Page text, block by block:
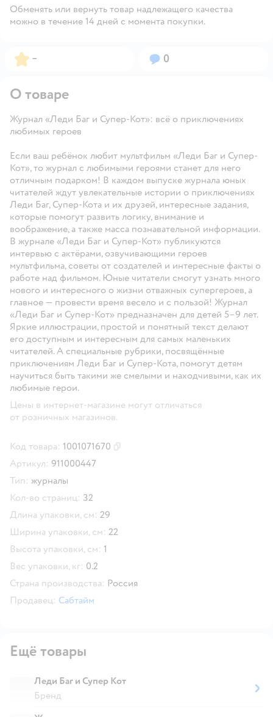
Обменять или вернуть товар надлежащего качества
можно в течение 14 дней с момента покупки.
Рейтинг:
– Вопросов:
0
О товаре
Журнал «Леди Баг и Супер-Кот»: всё о приключениях
любимых героев
Если ваш ребёнок любит мультфильм «Леди Баг и Супер-
Кот», то журнал с любимыми героями станет для него
отличным подарком! В каждом выпуске журнала юных
читателей ждут увлекательные истории о приключениях
Леди Баг, Супер-Кота и их друзей, интересные задания,
которые помогут развить логику, внимание и
воображение, а также масса познавательной информации.
В журнале «Леди Баг и Супер-Кот» публикуются
интервью с актёрами, озвучивающими героев
мультфильма, советы от создателей и интересные факты о
работе над фильмом. Юные читатели смогут узнать много
нового и интересного о жизни отважных супергероев, а
главное — провести время весело и с пользой! Журнал
«Леди Баг и Супер-Кот» предназначен для детей 5–9 лет.
Яркие иллюстрации, простой и понятный текст делают
его доступным и интересным для самых маленьких
читателей. А специальные рубрики, посвящённые
приключениям Леди Баг и Супер-Кота, помогут детям
научиться быть такими же смелыми и находчивыми, как их
любимые герои.
Цены в интернет-магазине могут отличаться
от розничных магазинов.
Код товара: 1001071670
Артикул: 911000447
Тип: журналы
Кол-во страниц: 32
Длина упаковки, см: 29
Ширина упаковки, см: 22
Высота упаковки, см: 1
Вес упаковки, кг: 0.2
Страна производства: Россия
Продавец: Сабтайм
Ещё товары
Леди Баг и Супер Кот
Бренд